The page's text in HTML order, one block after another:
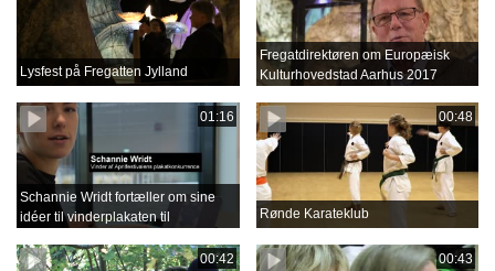
Lysfest på Fregatten Jylland
Fregatdirektøren om Europæisk
Kulturhovedstad Aarhus 2017
01:16
Schannie Wridt fortæller om sine
idéer til vinderplakaten til
00:48
Rønde Karateklub
00:42 00:43